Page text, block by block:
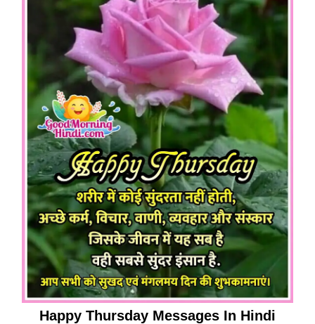
Happy Thursday Messages In Hindi